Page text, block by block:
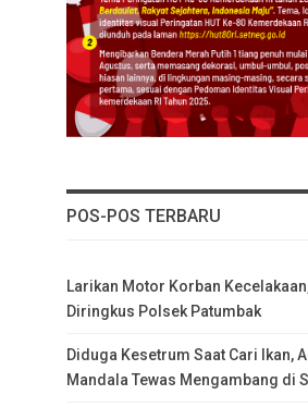
POS-POS TERBARU
Larikan Motor Korban
Diringkus Polsek Patumbak
Diduga Kesetrum Saat Cari Ikan,
Mandala Tewas Mengambang di